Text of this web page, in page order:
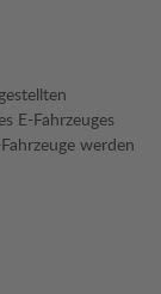
E-Fahrzeuges
werden